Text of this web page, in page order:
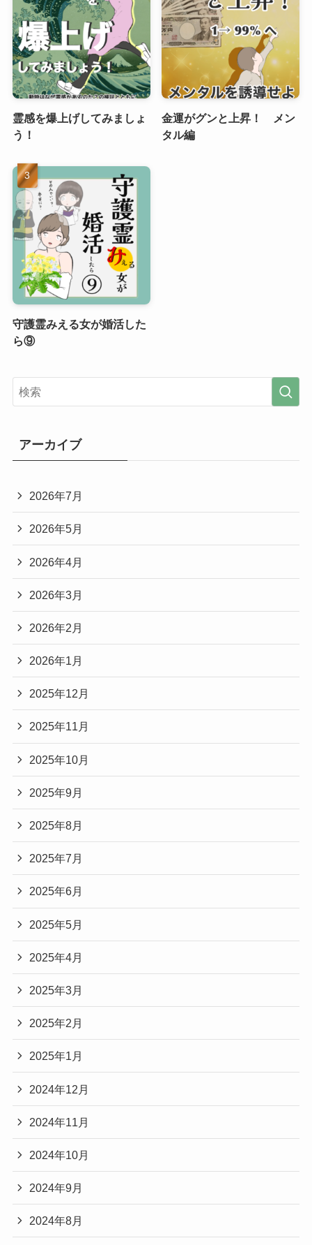
霊感を爆上げしてみましょ
う！
金運がグンと上昇！ メン
タル編
守護霊みえる女が婚活した
ら⑨
アーカイブ
2026年7月
2026年5月
2026年4月
2026年3月
2026年2月
2026年1月
2025年12月
2025年11月
2025年10月
2025年9月
2025年8月
2025年7月
2025年6月
2025年5月
2025年4月
2025年3月
2025年2月
2025年1月
2024年12月
2024年11月
2024年10月
2024年9月
2024年8月